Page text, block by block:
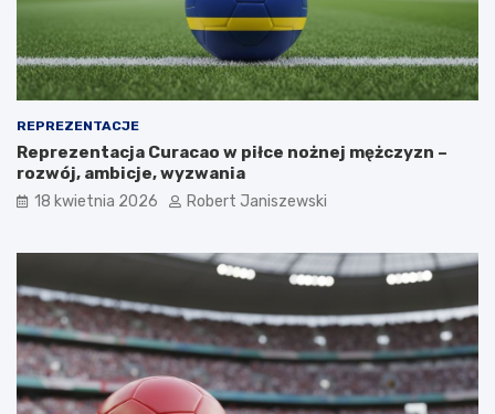
REPREZENTACJE
Reprezentacja Curacao w piłce nożnej mężczyzn –
rozwój, ambicje, wyzwania
18 kwietnia 2026 Robert Janiszewski